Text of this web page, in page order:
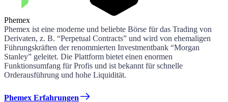
Phemex
Phemex ist eine moderne und beliebte Börse für das Trading von
Derivaten, z. B. “Perpetual Contracts” und wird von ehemaligen
Führungskräften der renommierten Investmentbank “Morgan
Stanley” geleitet. Die Plattform bietet einen enormen
Funktionsumfang für Profis und ist bekannt für schnelle
Orderausführung und hohe Liquidität.
Phemex Erfahrungen